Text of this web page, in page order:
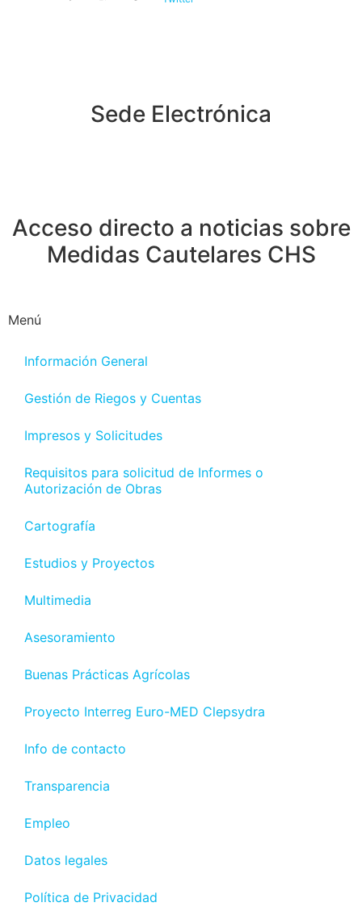
Sede Electrónica
Acceso directo a noticias sobre
Medidas Cautelares CHS
Menú
Información General
Gestión de Riegos y Cuentas
Impresos y Solicitudes
Requisitos para solicitud de Informes o
Autorización de Obras
Cartografía
Estudios y Proyectos
Multimedia
Asesoramiento
Buenas Prácticas Agrícolas
Proyecto Interreg Euro-MED Clepsydra
Info de contacto
Transparencia
Empleo
Datos legales
Política de Privacidad